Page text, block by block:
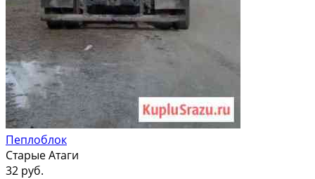
Пеплоблок
Старые Атаги
32 руб.